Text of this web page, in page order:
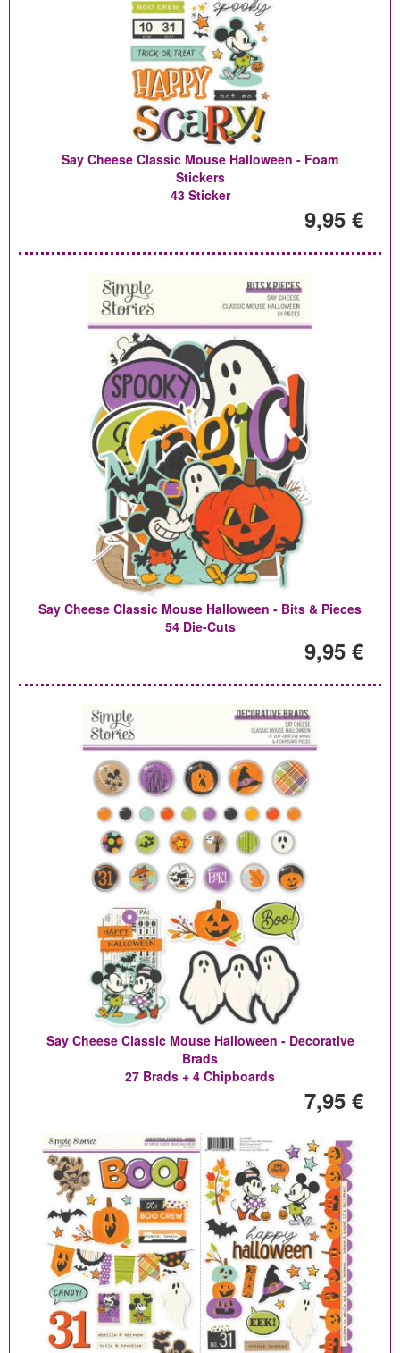
Say Cheese Classic Mouse Halloween - Foam
Stickers
43 Sticker
9,95 €
Say Cheese Classic Mouse Halloween - Bits & Pieces
54 Die-Cuts
9,95 €
Say Cheese Classic Mouse Halloween - Decorative
Brads
27 Brads + 4 Chipboards
7,95 €